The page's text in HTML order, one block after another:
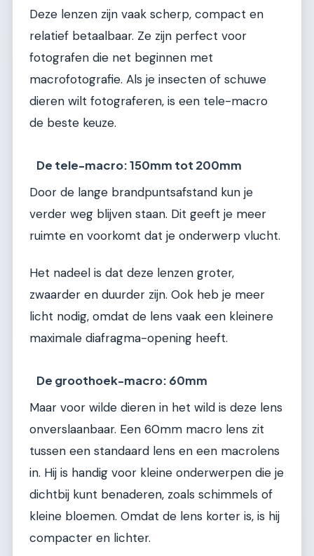
Deze lenzen zijn vaak scherp, compact en
relatief betaalbaar. Ze zijn perfect voor
fotografen die net beginnen met
macrofotografie. Als je insecten of schuwe
dieren wilt fotograferen, is een tele-macro
de beste keuze.
De tele-macro: 150mm tot 200mm
Door de lange brandpuntsafstand kun je
verder weg blijven staan. Dit geeft je meer
ruimte en voorkomt dat je onderwerp vlucht.
Het nadeel is dat deze lenzen groter,
zwaarder en duurder zijn. Ook heb je meer
licht nodig, omdat de lens vaak een kleinere
maximale diafragma-opening heeft.
De groothoek-macro: 60mm
Maar voor wilde dieren in het wild is deze lens
onverslaanbaar. Een 60mm macro lens zit
tussen een standaard lens en een macrolens
in. Hij is handig voor kleine onderwerpen die je
dichtbij kunt benaderen, zoals schimmels of
kleine bloemen. Omdat de lens korter is, is hij
compacter en lichter.